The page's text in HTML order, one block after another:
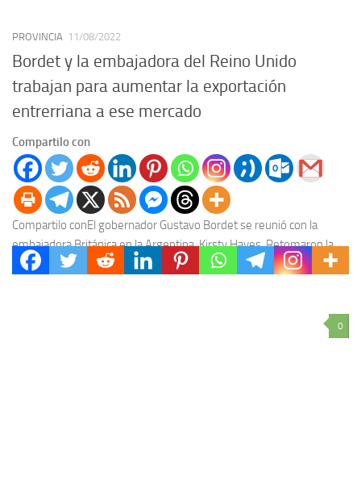
PROVINCIA 11/08/2022
Bordet y la embajadora del Reino Unido
trabajan para aumentar la exportación
entrerriana a ese mercado
Compartilo con
Compartilo conEl gobernador Gustavo Bordet se reunió con la
embajadora Británica en la Argentina, Kirsty Hayes. Retomaron la
agenda de trabajo que surgió de la...
0